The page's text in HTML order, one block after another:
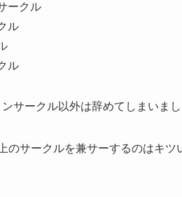
ークル
ル
ル
サークル以外は辞めてしまいまし
のサークルを兼サーするのはキツ